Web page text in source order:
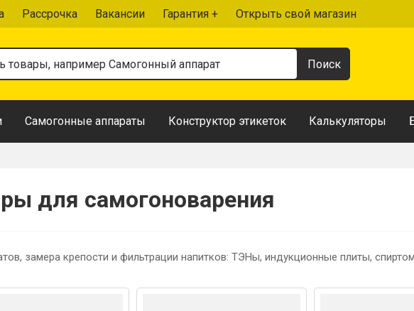
Рассрочка Вакансии Гарантия + Открыть свой магазин
Самогонные аппараты Конструктор этикеток Калькуляторы
для самогоноварения
замера крепости и фильтрации напитков: ТЭНы, индукционные плиты,